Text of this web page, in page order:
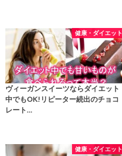
健康・ダイエット
ヴィーガンスイーツならダイエット
中でもOK!リピーター続出のチョコ
レート…
健康・ダイエット